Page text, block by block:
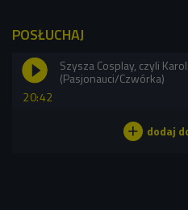
POSŁUCHAJ
20:42
Szysza Cosplay, czyli
(Pasjonauci/Czwórka)